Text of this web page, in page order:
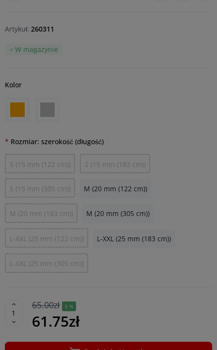
Artykuł: 260311
W magazynie
Kolor
Rozmiar: szerokość (długość)
S (15 mm (122 cm)) S (15 mm (183 cm))
S (15 mm (305 cm)) M (20 mm (122 cm))
M (20 mm (183 cm)) M (20 mm (305 cm))
L-XXL (25 mm (122 cm)) L-XXL (25 mm (183 cm))
L-XXL (25 mm (305 cm))
65.00zł 5 %
61.75zł